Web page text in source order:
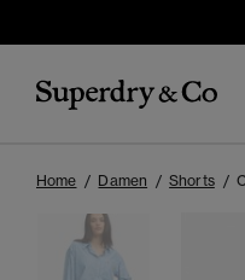
Home Damen Shorts